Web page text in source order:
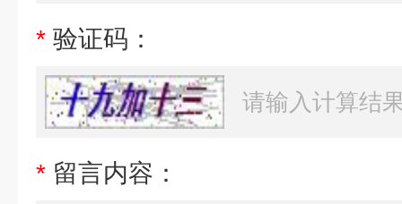
* 验证码：
* 留言内容：